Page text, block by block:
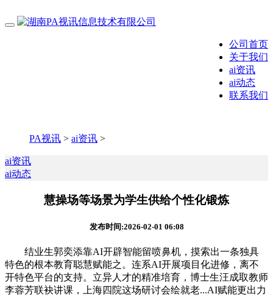
公司首页
关于我们
ai资讯
ai动态
联系我们
PA视讯 > ai资讯 >
ai资讯
ai动态
慧操场等场景为学生供给个性化锻炼
发布时间:2026-02-01 06:08
结业生郭奕添靠AI开辟智能留喷鼻机，摸索出一条独具
特色的根本教育聪慧赋能之。连系AI开展项目化进修，离不
开特色平台的支持。立异人才的精准培育，博士生汪成取教师
李蓉芳联袂讲课，上海四院这场研讨会绘就老...AI赋能更出力